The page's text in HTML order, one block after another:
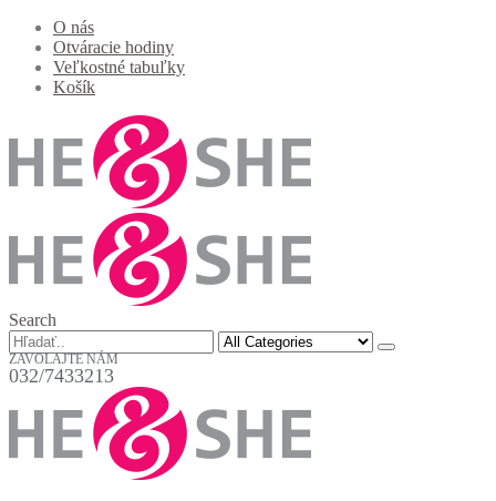
O nás
Otváracie hodiny
Veľkostné tabuľky
Košík
Search
ZAVOLAJTE NÁM
032/7433213